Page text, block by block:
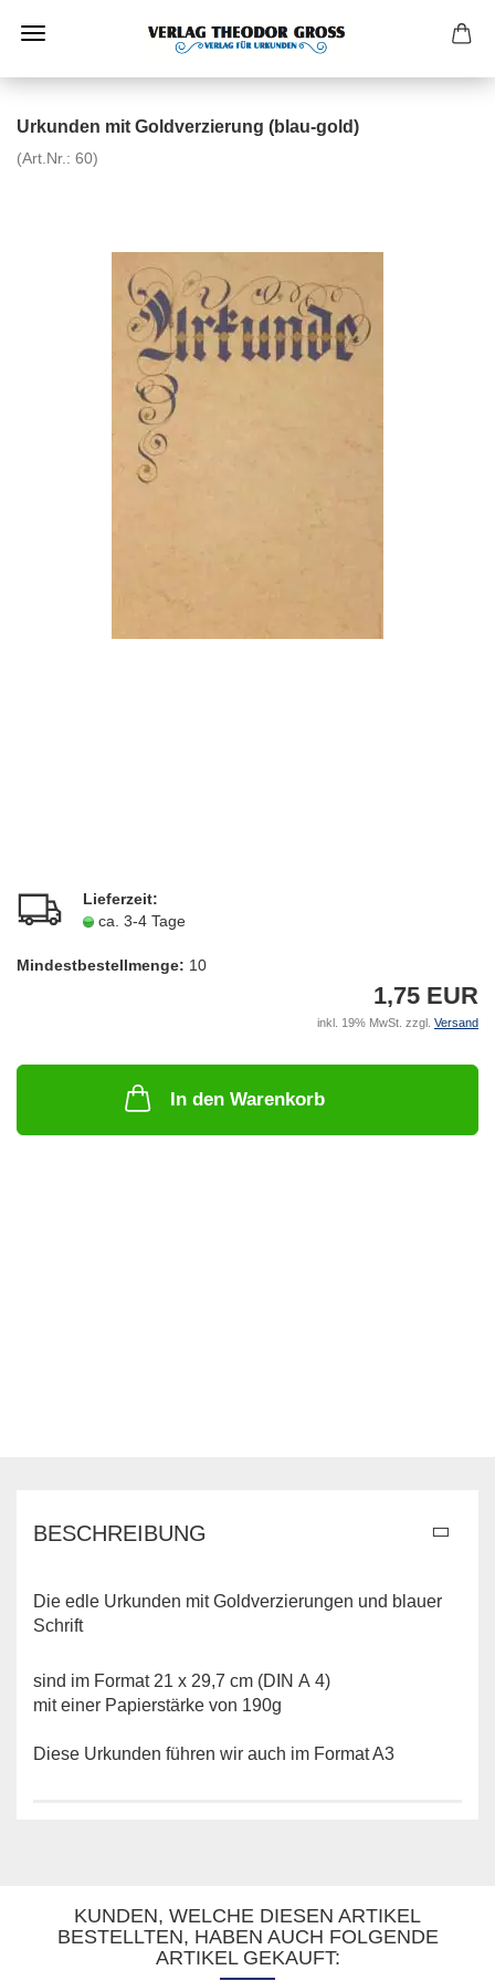
Urkunden mit Goldverzierung (blau-gold)
(Art.Nr.: 60)
Lieferzeit:
ca. 3-4 Tage
Mindestbestellmenge: 10
1,75 EUR
inkl. 19% MwSt. zzgl. Versand
In den Warenkorb
BESCHREIBUNG
Die edle Urkunden mit Goldverzierungen und blauer
Schrift
sind im Format 21 x 29,7 cm (DIN A 4)
mit einer Papierstärke von 190g
Diese Urkunden führen wir auch im Format A3
KUNDEN, WELCHE DIESEN ARTIKEL
BESTELLTEN, HABEN AUCH FOLGENDE
ARTIKEL GEKAUFT: